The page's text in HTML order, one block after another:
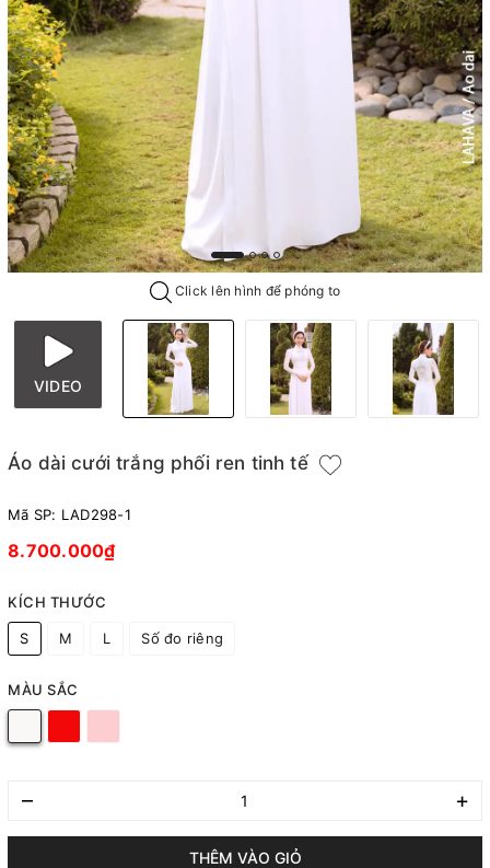
Click lên hình để phóng to
VIDEO
Áo dài cưới trắng phối ren tinh tế
Mã SP: LAD298-1
8.700.000₫
KÍCH THƯỚC
S M L Số đo riêng
MÀU SẮC
– +
THÊM VÀO GIỎ